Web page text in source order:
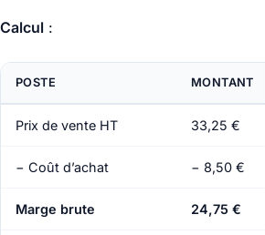
Calcul :
POSTE MONTANT
Prix de vente HT 33,25 €
− Coût d’achat − 8,50 €
Marge brute 24,75 €